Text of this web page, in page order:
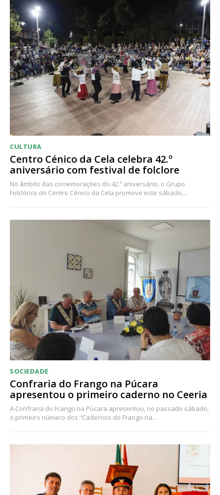
CULTURA
Centro Cénico da Cela celebra 42.º
aniversário com festival de folclore
No âmbito das comemorações do 42.º aniversário, o Grupo
Folclórico do Centro Cénico da Cela promove este sábado,...
SOCIEDADE
Confraria do Frango na Púcara
apresentou o primeiro caderno no Ceeria
A Confraria do Frango na Púcara apresentou, no passado sábado,
o primeiro número dos “Cadernos do Frango na...